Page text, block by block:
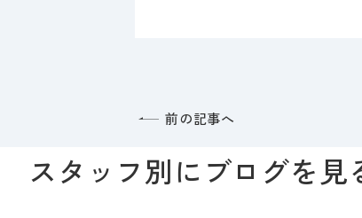
前の記事へ
スタッフ別にブログを見